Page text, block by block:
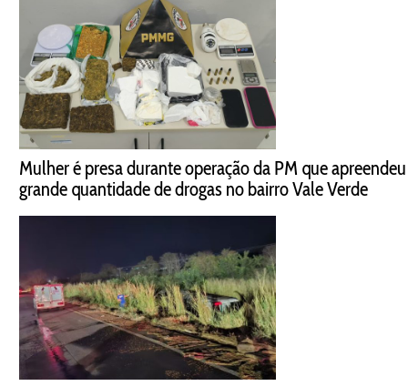
Mulher é presa durante operação da PM que apreendeu
grande quantidade de drogas no bairro Vale Verde